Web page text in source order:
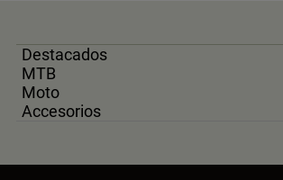
Destacados
MTB
Moto
Accesorios